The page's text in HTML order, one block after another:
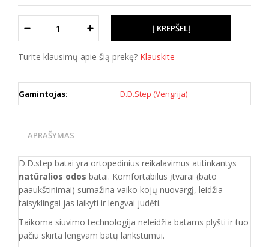
Turite klausimų apie šią prekę? Klauskite
Gamintojas: D.D.Step (Vengrija)
APRAŠYMAS
D.D.step batai yra ortopedinius reikalavimus atitinkantys
natūralios odos batai. Komfortabilūs įtvarai (bato
paaukštinimai) sumažina vaiko kojų nuovargį, leidžia
taisyklingai jas laikyti ir lengvai judėti.
Taikoma siuvimo technologija neleidžia batams plyšti ir tuo
pačiu skirta lengvam batų lankstumui.